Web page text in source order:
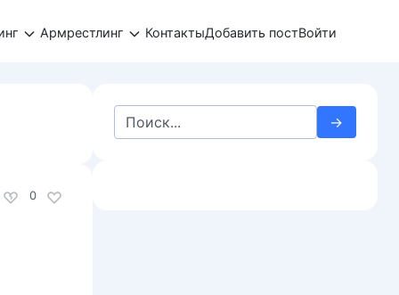
Армрестлинг КонтактыДобавить постВойти
0
Search
for: